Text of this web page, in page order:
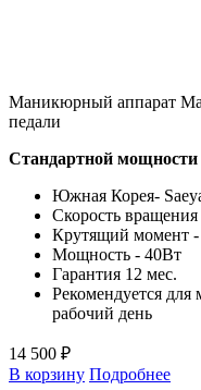
Маникюрный аппарат
педали
Стандартной мощности
Южная Корея-
Скорость
Крутящий момент
Мощность - 40Вт
Гарантия 12 мес.
Рекомендуется
рабочий день
14 500 ₽
В корзину Подробнее